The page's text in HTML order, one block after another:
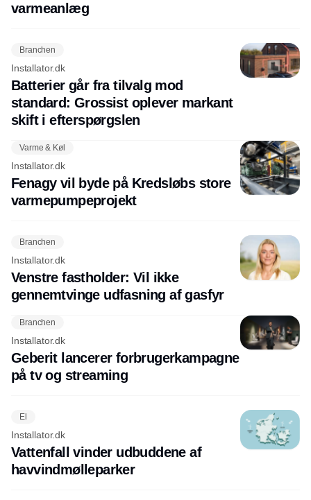
varmeanlæg
Branchen
Installator.dk
Batterier går fra tilvalg mod
standard: Grossist oplever markant
skift i efterspørgslen
Varme & Køl
Installator.dk
Fenagy vil byde på Kredsløbs store
varmepumpeprojekt
Branchen
Installator.dk
Venstre fastholder: Vil ikke
gennemtvinge udfasning af gasfyr
Branchen
Installator.dk
Geberit lancerer forbrugerkampagne
på tv og streaming
El
Installator.dk
Vattenfall vinder udbuddene af
havvindmølleparker